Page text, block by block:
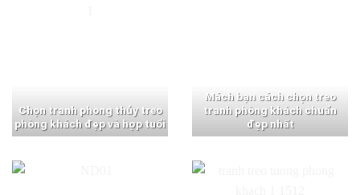
Chọn tranh phong thủy treo
phòng khách đẹp và hợp tuổi
Mách bạn cách chọn treo
tranh phòng khách chuẩn
đẹp nhất